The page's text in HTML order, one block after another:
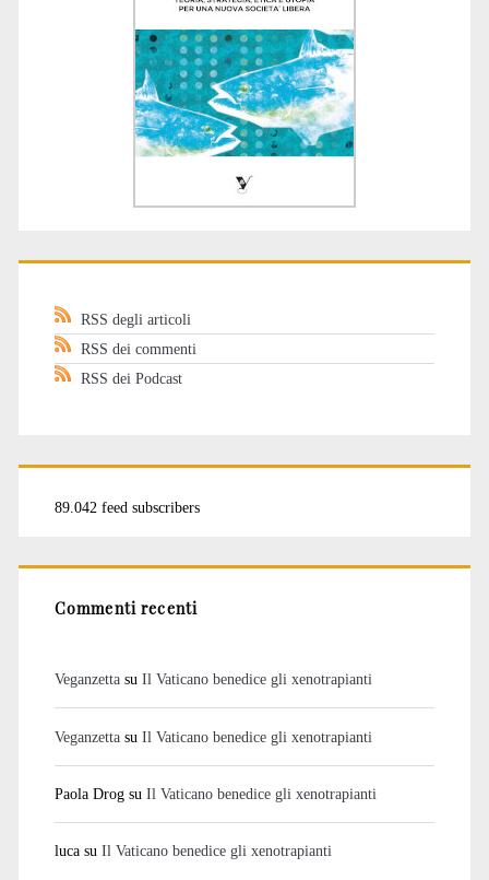
RSS degli articoli
RSS dei commenti
RSS dei Podcast
89.042 feed subscribers
Commenti recenti
Veganzettasu Il Vaticano benedice gli xenotrapianti
Veganzettasu Il Vaticano benedice gli xenotrapianti
Paola Drogsu Il Vaticano benedice gli xenotrapianti
lucasu Il Vaticano benedice gli xenotrapianti